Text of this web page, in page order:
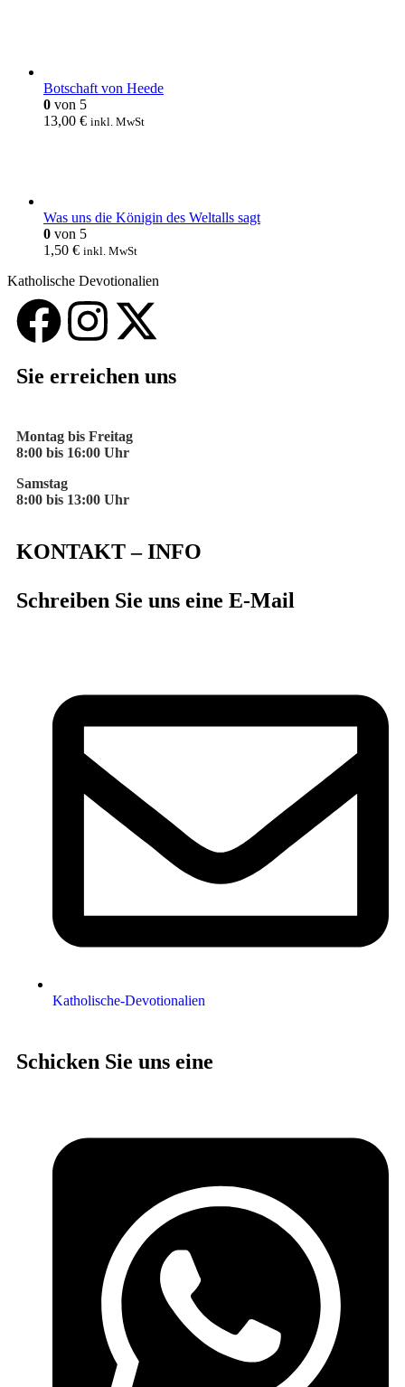
Botschaft von Heede
0 von 5
13,00 € inkl. MwSt
Was uns die Königin des Weltalls sagt
0 von 5
1,50 € inkl. MwSt
Katholische Devotionalien
Sie erreichen uns
Montag bis Freitag
8:00 bis 16:00 Uhr
Samstag
8:00 bis 13:00 Uhr
KONTAKT – INFO
Schreiben Sie uns eine E-Mail
Katholische-Devotionalien
Schicken Sie uns eine